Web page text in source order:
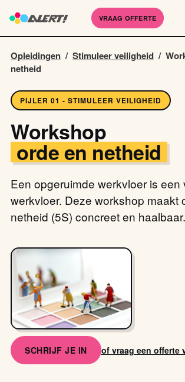
VRAAG OFFERTE
Opleidingen / Stimuleer veiligheid /
netheid
PIJLER 01 - STIMULEER VEILIGHEID
Workshop
orde en netheid
Een opgeruimde werkvloer is een
werkvloer. Deze workshop maakt
netheid (5S) concreet en haalbaar.
SCHRIJF JE IN of vraag een offerte